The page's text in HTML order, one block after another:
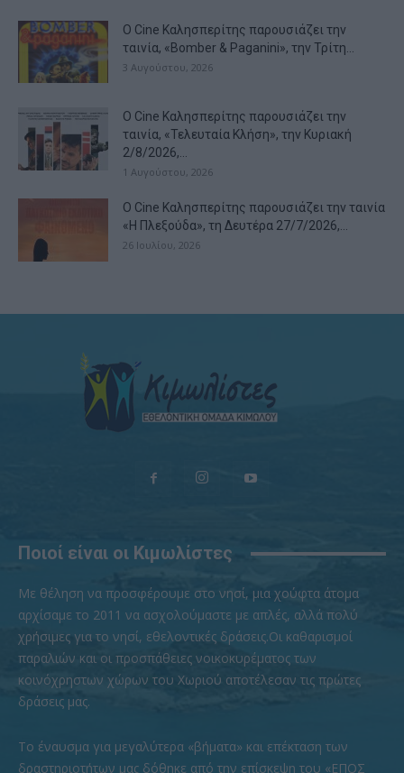
Ο Cine Καλησπερίτης παρουσιάζει την
ταινία, «Bomber & Paganini», την Τρίτη...
3 Αυγούστου, 2026
Ο Cine Καλησπερίτης παρουσιάζει την
ταινία, «Τελευταία Κλήση», την Κυριακή
2/8/2026,...
1 Αυγούστου, 2026
Ο Cine Καλησπερίτης παρουσιάζει την ταινία
«Η Πλεξούδα», τη Δευτέρα 27/7/2026,...
26 Ιουλίου, 2026
Ποιοί είναι οι Κιμωλίστες
Με θέληση να προσφέρουμε στο νησί, μια χούφτα άτομα
αρχίσαμε το 2011 να ασχολούμαστε με απλές, αλλά πολύ
χρήσιμες για το νησί, εθελοντικές δράσεις.Οι καθαρισμοί
παραλιών και οι προσπάθειες νοικοκυρέματος των
κοινόχρηστων χώρων του Χωριού αποτέλεσαν τις πρώτες
δράσεις μας.
To έναυσμα για μεγαλύτερα «βήματα» και επέκταση των
δραστηριοτήτων μας δόθηκε από την επίσκεψη του «ΕΠΟΣ